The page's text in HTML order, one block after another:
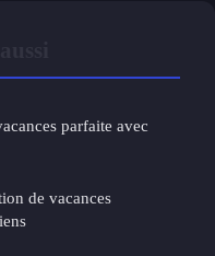
parfaite avec
de vacances